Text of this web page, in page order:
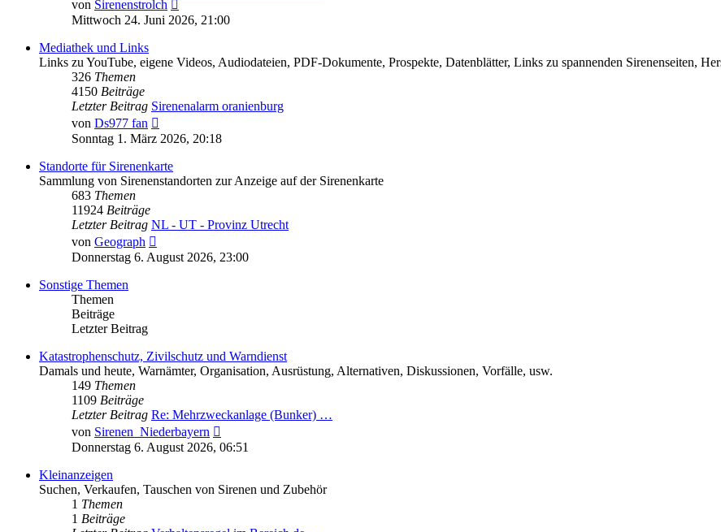
von Sirenenstrolch
Beitrag
Mittwoch 24. Juni 2026, 21:00
Mediathek und Links
Links zu YouTube, eigene Videos, Audiodateien, PDF-Dokumente, Prospekte, Datenblätter, Links zu spannenden Sirenenseiten,
326 Themen
4150 Beiträge
Letzter Beitrag Sirenenalarm oranienburg
von Ds977 fan
Beitrag
Sonntag 1. März 2026, 20:18
Standorte für Sirenenkarte
Sammlung von Sirenenstandorten zur Anzeige auf der Sirenenkarte
683 Themen
11924 Beiträge
Letzter Beitrag NL - UT - Provinz Utrecht
von Geograph
Beitrag
Donnerstag 6. August 2026, 23:00
Sonstige Themen
Themen
Beiträge
Letzter Beitrag
Katastrophenschutz, Zivilschutz und Warndienst
Damals und heute, Warnämter, Organisation, Ausrüstung, Alternativen, Diskussionen, Vorfälle, usw.
149 Themen
1109 Beiträge
Letzter Beitrag Re: Mehrzweckanlage (Bunker) …
von Sirenen_Niederbayern
Beitrag
Donnerstag 6. August 2026, 06:51
Kleinanzeigen
Suchen, Verkaufen, Tauschen von Sirenen und Zubehör
1 Themen
1 Beiträge